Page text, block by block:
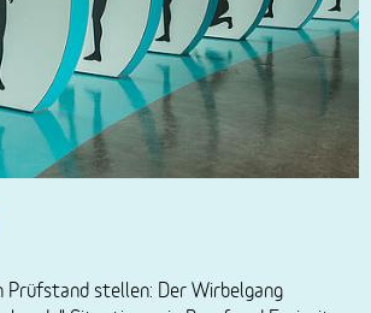
Prüfstand stellen: Der Wirbelgang